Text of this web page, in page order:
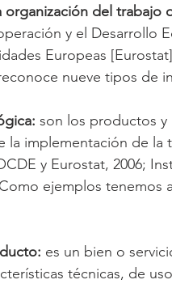
del trabajo
y el Desarrollo
Europeas
nueve tipos de
son los productos
la implementación de
y Eurostat, 2006;
ejemplos tenemos
es un bien o
técnicas, de